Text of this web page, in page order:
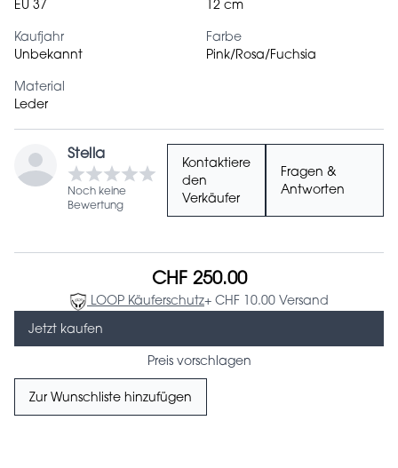
EU 37
12 cm
Kaufjahr
Unbekannt
Farbe
Pink/Rosa/Fuchsia
Material
Leder
Stella
Noch keine
Bewertung
Kontaktiere
den
Verkäufer
Fragen &
Antworten
CHF 250.00
LOOP Käuferschutz+ CHF 10.00 Versand
Jetzt kaufen
Preis vorschlagen
Zur Wunschliste hinzufügen